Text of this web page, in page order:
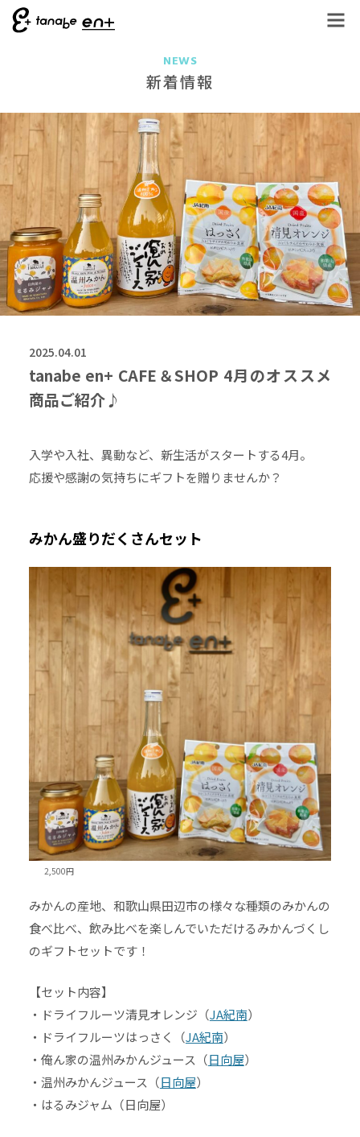
NEWS
新着情報
2025.04.01
tanabe en+ CAFE＆SHOP 4月のオススメ
商品ご紹介♪
入学や入社、異動など、新生活がスタートする4月。
応援や感謝の気持ちにギフトを贈りませんか？
みかん盛りだくさんセット
2,500円
みかんの産地、和歌山県田辺市の様々な種類のみかんの
食べ比べ、飲み比べを楽しんでいただけるみかんづくし
のギフトセットです！
【セット内容】
・ドライフルーツ清見オレンジ（JA紀南）
・ドライフルーツはっさく（JA紀南）
・俺ん家の温州みかんジュース（日向屋）
・温州みかんジュース（日向屋）
・はるみジャム（日向屋）